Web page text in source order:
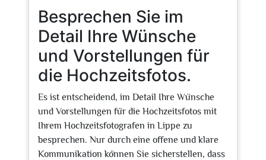
Besprechen Sie im
Detail Ihre Wünsche
und Vorstellungen für
die Hochzeitsfotos.
Es ist entscheidend, im Detail Ihre Wünsche
und Vorstellungen für die Hochzeitsfotos mit
Ihrem Hochzeitsfotografen in Lippe zu
besprechen. Nur durch eine offene und klare
Kommunikation können Sie sicherstellen, dass